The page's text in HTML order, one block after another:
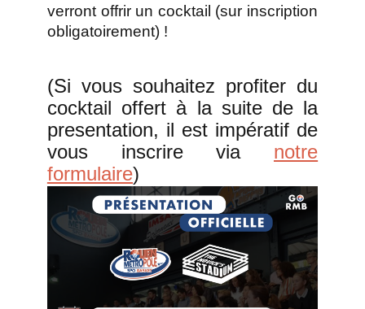
verront offrir un cocktail (sur inscription
obligatoirement)!
(Si vous souhaitez profiter du
cocktail offert à la suite de la
presentation, il est impératif de
vous inscrire via notre
formulaire)